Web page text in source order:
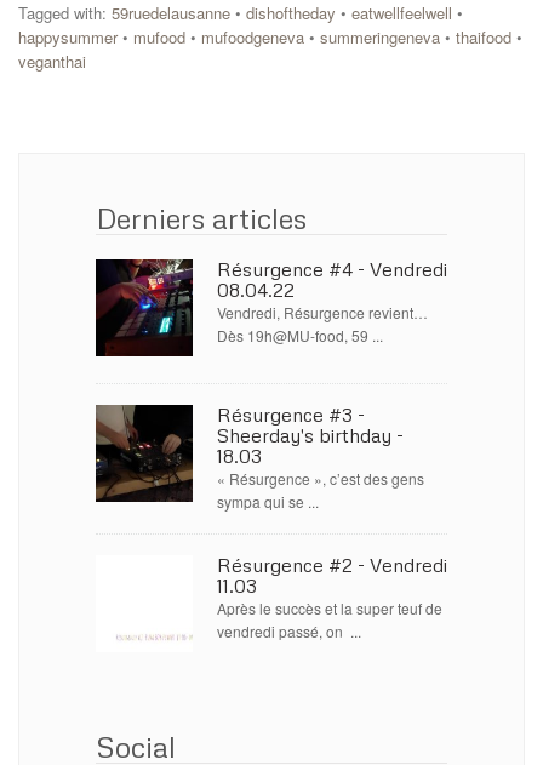
Tagged with: 59ruedelausanne • dishoftheday • eatwellfeelwell •
happysummer• mufood • mufoodgeneva • summeringeneva • thaifood •
veganthai
Derniers articles
Résurgence #4 - Vendredi
08.04.22
Vendredi, Résurgence revient…
Dès 19h@MU-food, 59 ...
Résurgence #3 -
Sheerday's birthday -
18.03
« Résurgence », c’est des gens
sympa qui se ...
Résurgence #2 - Vendredi
11.03
Après le succès et la super teuf de
vendredi passé, on ...
Social